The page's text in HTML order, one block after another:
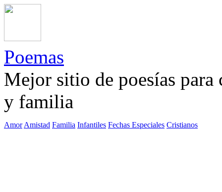
Poemas
Mejor sitio de poesías
y familia
Amor Amistad Familia Infantiles Fechas Especiales Cristianos